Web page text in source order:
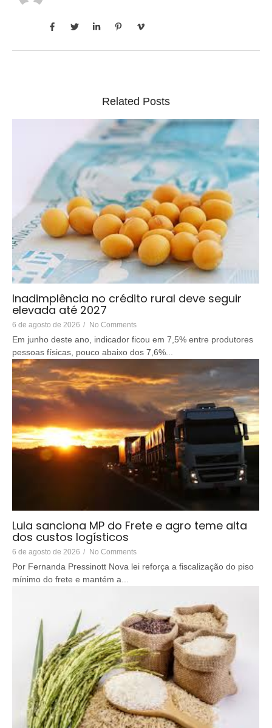
Related Posts
Inadimplência no crédito rural deve seguir
elevada até 2027
6 de agosto de 2026 / No Comments
Em junho deste ano, indicador ficou em 7,5% entre produtores
pessoas físicas, pouco abaixo dos 7,6%...
Lula sanciona MP do Frete e agro teme alta
dos custos logísticos
6 de agosto de 2026 / No Comments
Por Fernanda Pressinott Nova lei reforça a fiscalização do piso
mínimo do frete e mantém a...